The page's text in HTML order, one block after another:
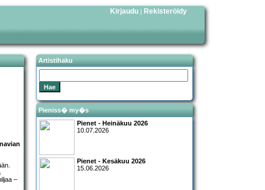
Kirjaudu | Rekisteröidy
–
Artistihaku
Pieniss� my�s
Pienet - Heinäkuu 2026
10.07.2026
Pienet - Kesäkuu 2026
15.06.2026